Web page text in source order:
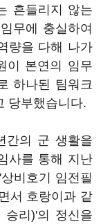
흔들리지 않는
무에 충실하여
량을 다해 나가
이 본연의 임무
하나된 팀워크
당부했습니다.
간의 군 생활을
사를 통해 지난
비호기 임전필
서 호랑이과 같
리)'의 정신을